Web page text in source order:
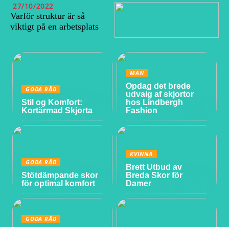
27/10/2022
Varför struktur är så
viktigt på en arbetsplats
GODA RÅD
Stil og Komfort:
Kortärmad Skjorta
MAN
Opdag det brede
udvalg af skjortor
hos Lindbergh
Fashion
GODA RÅD
Stötdämpande skor
för optimal komfort
KVINNA
Brett Utbud av
Breda Skor för
Damer
GODA RÅD